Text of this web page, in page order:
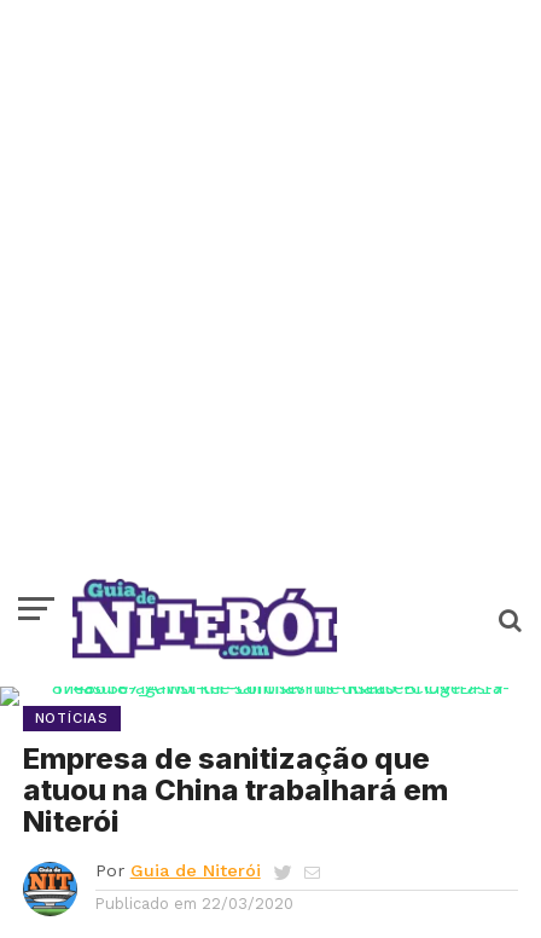
NOTÍCIAS
Empresa de sanitização que
atuou na China trabalhará em
Niterói
Por Guia de Niterói
Publicado em 22/03/2020